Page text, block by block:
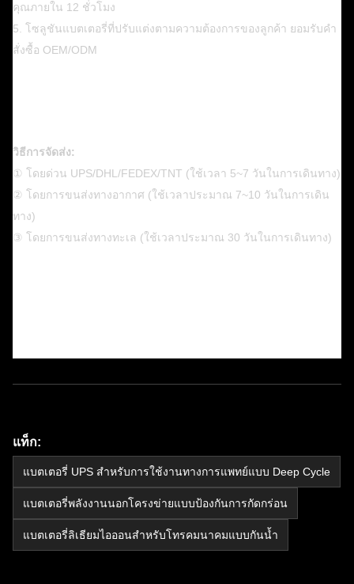
คุณภายใน 12 ชั่วโมง
5. โซลูชันแบตเตอรี่ที่ปรับแต่งตามความต้องการของลูกค้า ยอมรับคำ
สั่งซื้อ OEM/ODM
วิธีการจัดส่ง:
① โดยด่วน UPS/DHL/FEDEX/TNT (ใช้เวลา 5~7 วันในการเดินทาง)
② โดยการขนส่งทางอากาศ (ใช้เวลาประมาณ 7~10 วันในการเดิน
ทาง)
③ โดยการขนส่งทางทะเล (ใช้เวลาประมาณ 30 วันในการเดินทาง)
แท็ก:
แบตเตอรี่ UPS สำหรับการใช้งานทางการแพทย์แบบ Deep Cycle
แบตเตอรี่พลังงานนอกโครงข่ายแบบป้องกันการกัดกร่อน
แบตเตอรี่ลิเธียมไอออนสำหรับโทรคมนาคมแบบกันน้ำ